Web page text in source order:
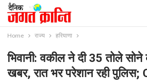
Home राज्य हरियाणा
भिवानी: वकील ने दी 35 तोले
खबर, रात भर परेशान रही पुलिस;